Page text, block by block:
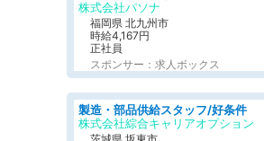
株式会社パソナ
福岡県 北九州市
時給4,167円
正社員
スポンサー：求人ボックス
製造・部品供給スタッフ/好条件
株式会社綜合キャリアオプション